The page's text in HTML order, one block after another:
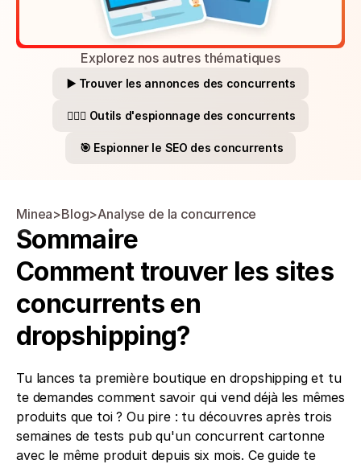
Explorez nos autres thématiques
▶️ Trouver les annonces des concurrents
🕵🏻‍♀️ Outils d'espionnage des concurrents
🎯 Espionner le SEO des concurrents
Minea>Blog>Analyse de la concurrence
Sommaire
Comment trouver les sites
concurrents en
dropshipping?
Tu lances ta première boutique en dropshipping et tu
te demandes comment savoir qui vend déjà les mêmes
produits que toi ? Ou pire : tu découvres après trois
semaines de tests pub qu'un concurrent cartonne
avec le même produit depuis six mois. Ce guide te